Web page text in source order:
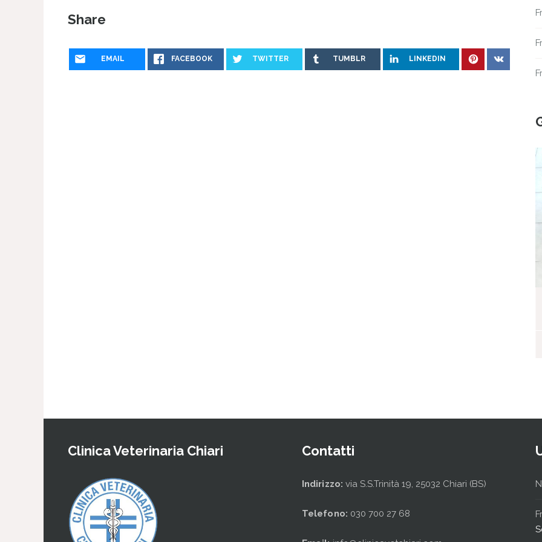
Share
EMAIL FACEBOOK TWITTER TUMBLR LINKEDIN
Clinica Veterinaria Chiari Contatti
Indirizzo: via S.S.Trinità 19, 25032 Chiari (BS)
Telefono: 030 700 27 68